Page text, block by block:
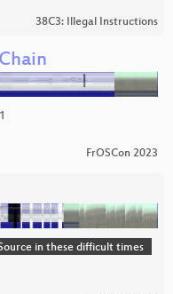
38C3: Illegal Instructions
FrOSCon 2023
in these difficult times